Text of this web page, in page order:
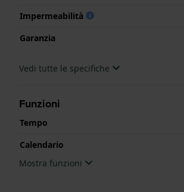
Impermeabilità
Garanzia
Vedi tutte le specifiche
Funzioni
Tempo
Calendario
Mostra funzioni